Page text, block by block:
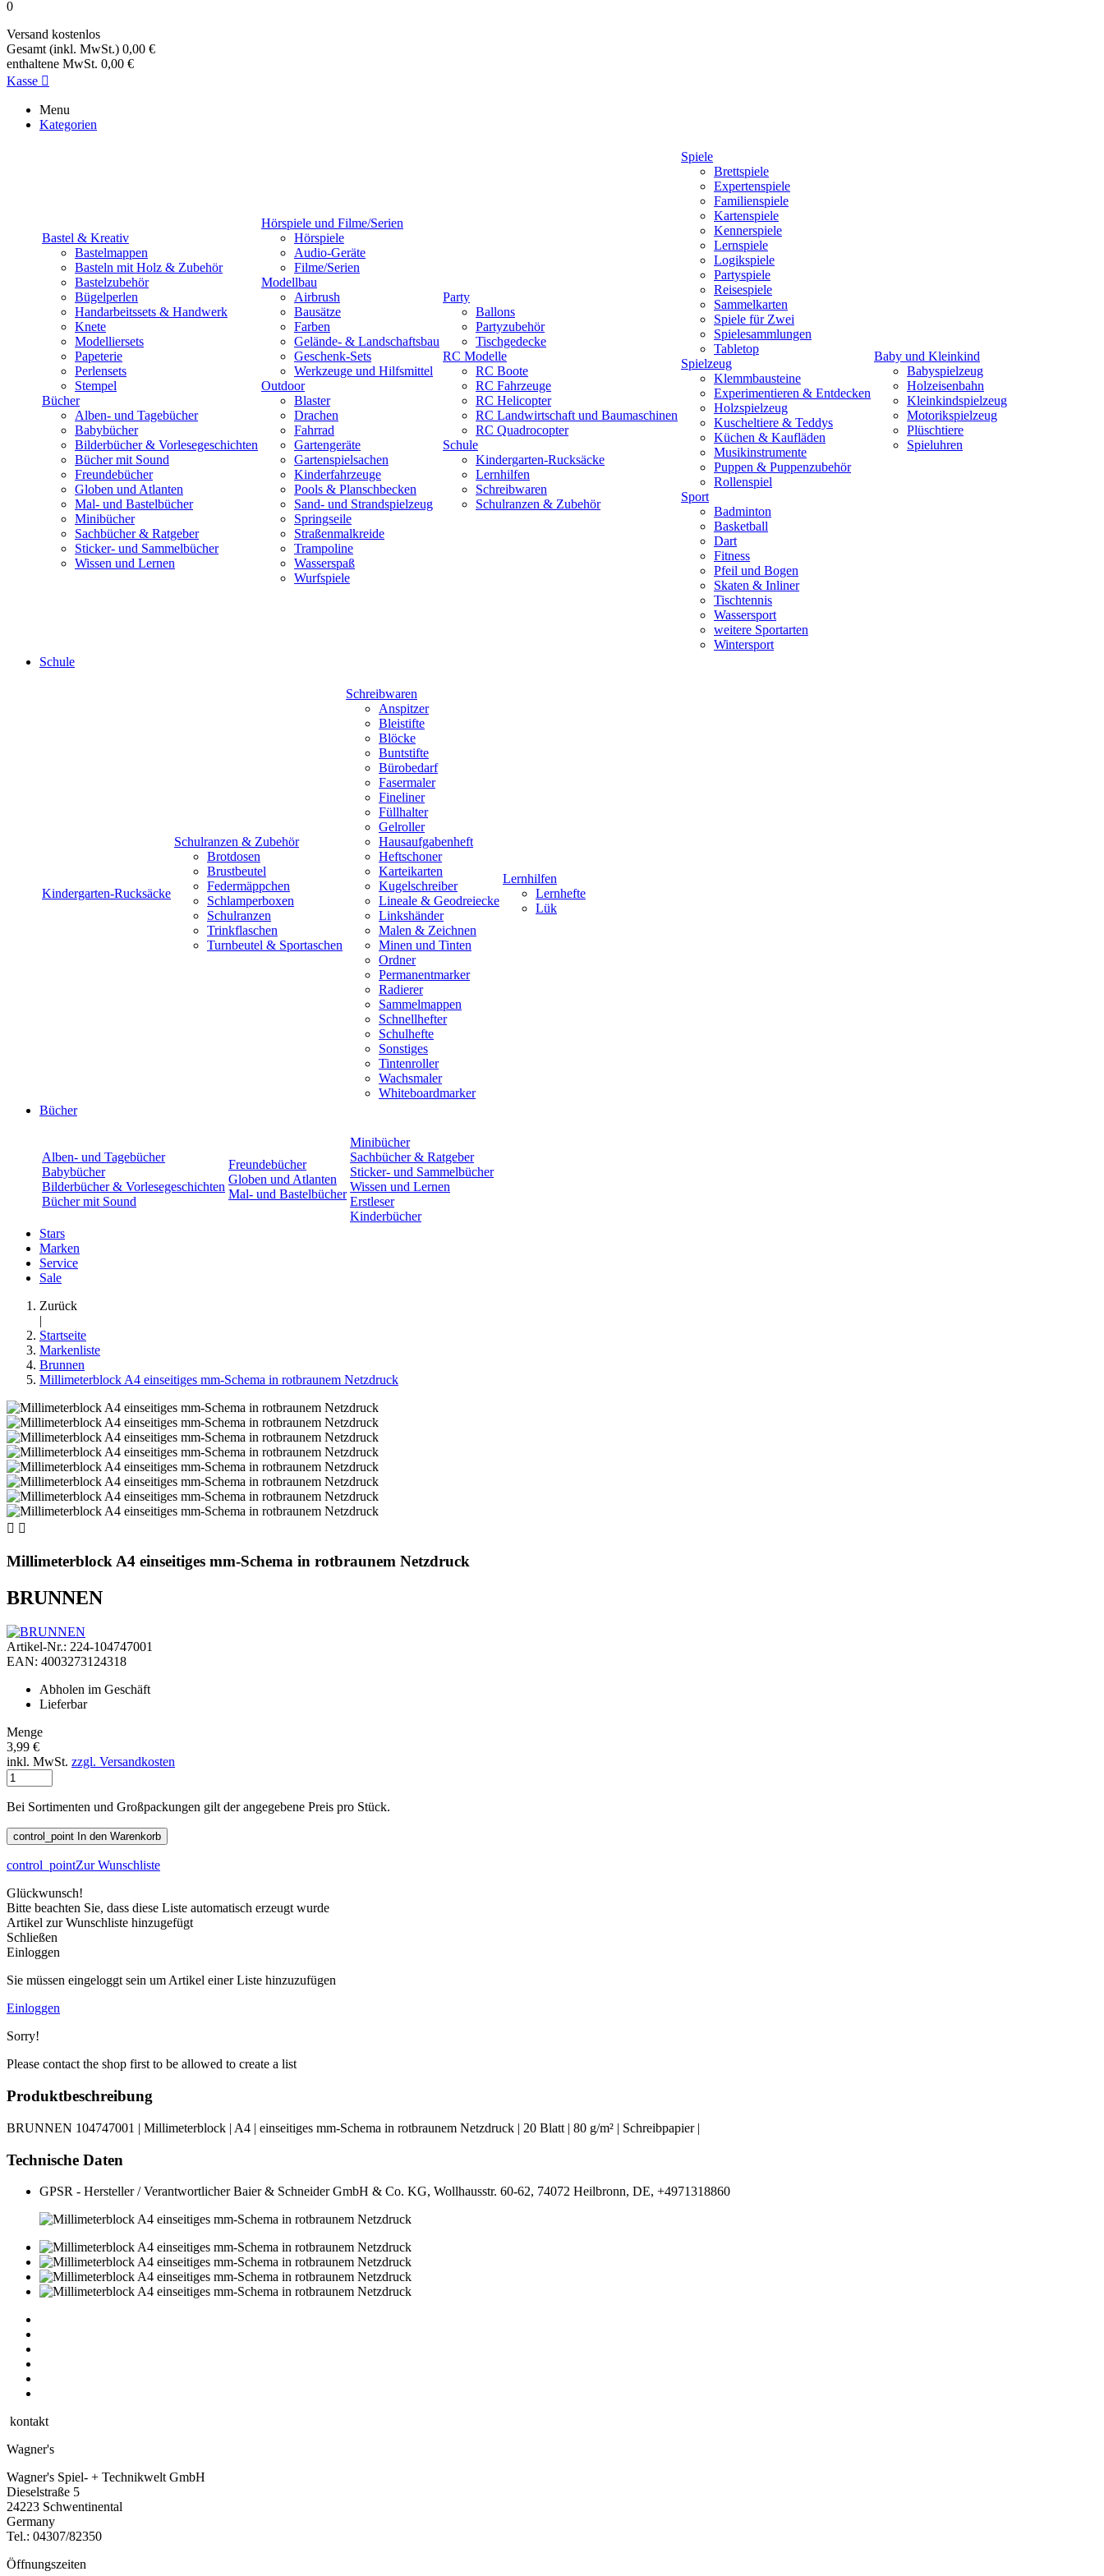
0
Versand kostenlos
Gesamt (inkl. MwSt.) 0,00 €
enthaltene MwSt. 0,00 €
Kasse 
Menu
Kategorien
Bastel & Kreativ
Bastelmappen
Basteln mit Holz & Zubehör
Bastelzubehör
Bügelperlen
Handarbeitssets & Handwerk
Knete
Modelliersets
Papeterie
Perlensets
Stempel
Bücher
Alben- und Tagebücher
Babybücher
Bilderbücher & Vorlesegeschichten
Bücher mit Sound
Freundebücher
Globen und Atlanten
Mal- und Bastelbücher
Minibücher
Sachbücher & Ratgeber
Sticker- und Sammelbücher
Wissen und Lernen
Hörspiele und Filme/Serien
Hörspiele
Audio-Geräte
Filme/Serien
Modellbau
Airbrush
Bausätze
Farben
Gelände- & Landschaftsbau
Geschenk-Sets
Werkzeuge und Hilfsmittel
Outdoor
Blaster
Drachen
Fahrrad
Gartengeräte
Gartenspielsachen
Kinderfahrzeuge
Pools & Planschbecken
Sand- und Strandspielzeug
Springseile
Straßenmalkreide
Trampoline
Wasserspaß
Wurfspiele
Party
Ballons
Partyzubehör
Tischgedecke
RC Modelle
RC Boote
RC Fahrzeuge
RC Helicopter
RC Landwirtschaft und Baumaschinen
RC Quadrocopter
Schule
Kindergarten-Rucksäcke
Lernhilfen
Schreibwaren
Schulranzen & Zubehör
Spiele
Brettspiele
Expertenspiele
Familienspiele
Kartenspiele
Kennerspiele
Lernspiele
Logikspiele
Partyspiele
Reisespiele
Sammelkarten
Spiele für Zwei
Spielesammlungen
Tabletop
Spielzeug
Klemmbausteine
Experimentieren & Entdecken
Holzspielzeug
Kuscheltiere & Teddys
Küchen & Kaufläden
Musikinstrumente
Puppen & Puppenzubehör
Rollenspiel
Sport
Badminton
Basketball
Dart
Fitness
Pfeil und Bogen
Skaten & Inliner
Tischtennis
Wassersport
weitere Sportarten
Wintersport
Baby und Kleinkind
Babyspielzeug
Holzeisenbahn
Kleinkindspielzeug
Motorikspielzeug
Plüschtiere
Spieluhren
Schule
Kindergarten-Rucksäcke
Schulranzen & Zubehör
Brotdosen
Brustbeutel
Federmäppchen
Schlamperboxen
Schulranzen
Trinkflaschen
Turnbeutel & Sportaschen
Schreibwaren
Anspitzer
Bleistifte
Blöcke
Buntstifte
Bürobedarf
Fasermaler
Fineliner
Füllhalter
Gelroller
Hausaufgabenheft
Heftschoner
Karteikarten
Kugelschreiber
Lineale & Geodreiecke
Linkshänder
Malen & Zeichnen
Minen und Tinten
Ordner
Permanentmarker
Radierer
Sammelmappen
Schnellhefter
Schulhefte
Sonstiges
Tintenroller
Wachsmaler
Whiteboardmarker
Lernhilfen
Lernhefte
Lük
Bücher
Alben- und Tagebücher
Babybücher
Bilderbücher & Vorlesegeschichten
Bücher mit Sound
Freundebücher
Globen und Atlanten
Mal- und Bastelbücher
Minibücher
Sachbücher & Ratgeber
Sticker- und Sammelbücher
Wissen und Lernen
Erstleser
Kinderbücher
Stars
Marken
Service
Sale
Zurück
|
Startseite
Markenliste
Brunnen
Millimeterblock A4 einseitiges mm-Schema in rotbraunem Netzdruck
 
Millimeterblock A4 einseitiges mm-Schema in rotbraunem Netzdruck
BRUNNEN
Artikel-Nr.: 224-104747001
EAN: 4003273124318
Abholen im Geschäft
Lieferbar
Menge
3,99 €
inkl. MwSt. zzgl. Versandkosten
Bei Sortimenten und Großpackungen gilt der angegebene Preis pro Stück.
control_point In den Warenkorb
control_pointZur Wunschliste
Glückwunsch!
Bitte beachten Sie, dass diese Liste automatisch erzeugt wurde
Artikel zur Wunschliste hinzugefügt
Schließen
Einloggen
Sie müssen eingeloggt sein um Artikel einer Liste hinzuzufügen
Einloggen
Sorry!
Please contact the shop first to be allowed to create a list
Produktbeschreibung
BRUNNEN 104747001 | Millimeterblock | A4 | einseitiges mm-Schema in rotbraunem Netzdruck | 20 Blatt | 80 g/m² | Schreibpapier |
Technische Daten
GPSR - Hersteller / Verantwortlicher Baier & Schneider GmbH & Co. KG, Wollhausstr. 60-62, 74072 Heilbronn, DE, +4971318860
kontakt
Wagner's
Wagner's Spiel- + Technikwelt GmbH
Dieselstraße 5
24223 Schwentinental
Germany
Tel.: 04307/82350
Öffnungszeiten